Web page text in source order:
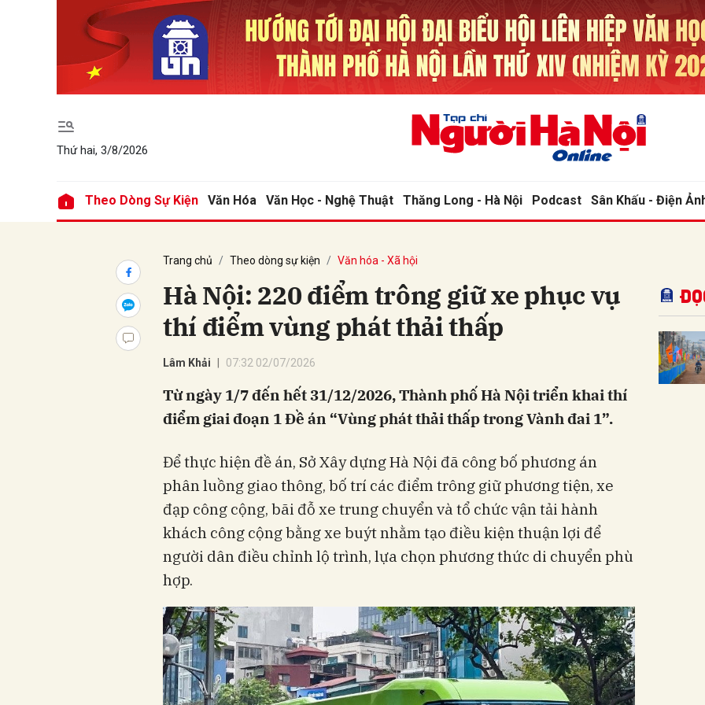
Thứ hai, 3/8/2026
Theo Dòng Sự Kiện Văn Hóa Văn Học - Nghệ Thuật Thăng Long - Hà Nội Podcast Sân Khấu - Điện
Trang chủ Theo dòng sự kiện Văn hóa - Xã hội
Hà Nội: 220 điểm trông giữ xe phục vụ
thí điểm vùng phát thải thấp
Lâm Khải 07:32 02/07/2026
Từ ngày 1/7 đến hết 31/12/2026, Thành phố Hà Nội triển khai thí
điểm giai đoạn 1 Đề án “Vùng phát thải thấp trong Vành đai 1”.
Để thực hiện đề án, Sở Xây dựng Hà Nội đã công bố phương án
phân luồng giao thông, bố trí các điểm trông giữ phương tiện, xe
đạp công cộng, bãi đỗ xe trung chuyển và tổ chức vận tải hành
khách công cộng bằng xe buýt nhằm tạo điều kiện thuận lợi để
người dân điều chỉnh lộ trình, lựa chọn phương thức di chuyển phù
hợp.
Gửi bình luận